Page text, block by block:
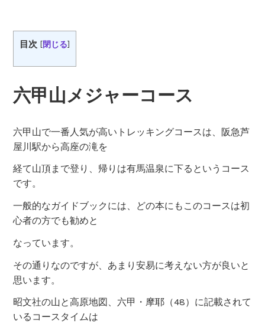
目次 [閉じる]
六甲山メジャーコース
六甲山で一番人気が高いトレッキングコースは、阪急芦
屋川駅から高座の滝を
経て山頂まで登り、帰りは有馬温泉に下るというコース
です。
一般的なガイドブックには、どの本にもこのコースは初
心者の方でも勧めと
なっています。
その通りなのですが、あまり安易に考えない方が良いと
思います。
昭文社の山と高原地図、六甲・摩耶（48）に記載されて
いるコースタイムは